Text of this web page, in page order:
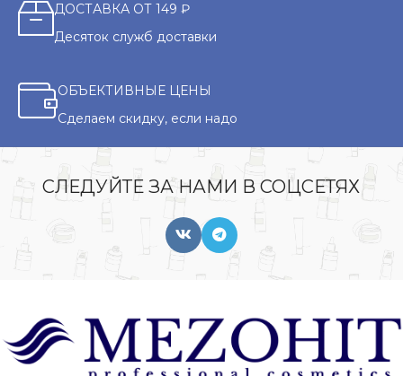
ДОСТАВКА ОТ 149 ₽
Десяток служб доставки
ОБЪЕКТИВНЫЕ ЦЕНЫ
Сделаем скидку, если надо
СЛЕДУЙТЕ ЗА НАМИ В СОЦСЕТЯХ